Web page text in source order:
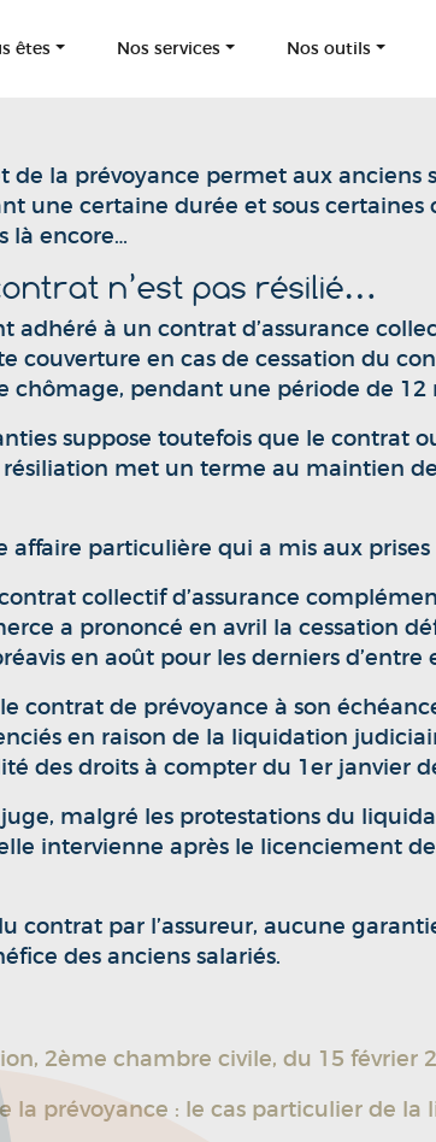
êtes Nos services Nos outils
la prévoyance permet aux anciens
une certaine durée et sous
là encore…
n’est pas résilié…
adhéré à un contrat d’assurance
couverture en cas de cessation du
chômage, pendant une période de
suppose toutefois que le contrat
résiliation met un terme au maintien
affaire particulière qui a mis aux
collectif d’assurance
a prononcé en avril la cessation
en août pour les derniers d’entre
le contrat de prévoyance à son
en raison de la liquidation
des droits à compter du 1er janvier
malgré les protestations du
intervienne après le licenciement
contrat par l’assureur, aucune
des anciens salariés.
2ème chambre civile, du 15 février
la prévoyance : le cas particulier de